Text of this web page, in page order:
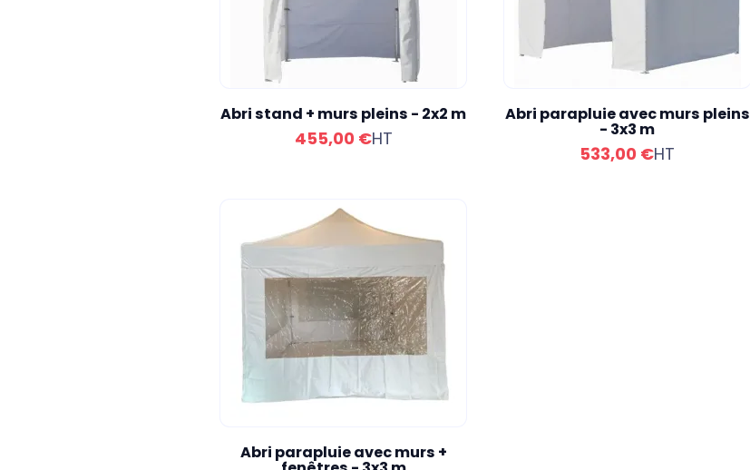
Abri stand + murs pleins - 2x2 m
455,00 €HT
Abri parapluie avec murs pleins
- 3x3 m
533,00 €HT
Abri parapluie avec murs +